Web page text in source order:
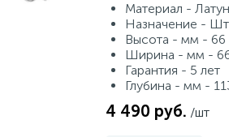
Материал -
Назначение -
Высота - мм - 66
Ширина - мм -
Гарантия - 5 лет
Глубина - мм -
4 490 руб. /шт